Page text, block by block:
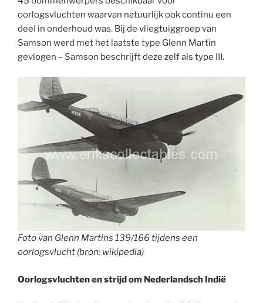
oorlogsvluchten waarvan natuurlijk ook continu een
deeI in onderhoud was. Bij de vliegtuiggroep van
Samson werd met het laatste type Glenn Martin
gevlogen – Samson beschrijft deze zelf als type III.
Foto van Glenn Martins 139/166 tijdens een
oorlogsvlucht (bron: wikipedia)
Oorlogsvluchten en strijd om Nederlandsch Indië